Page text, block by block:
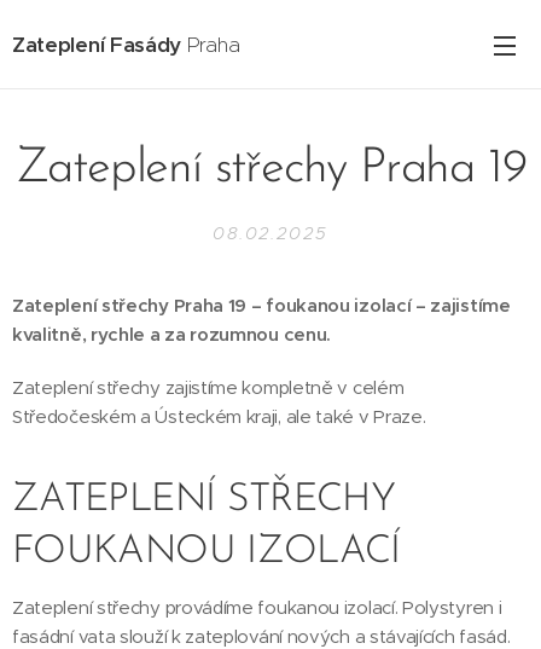
Zateplení Fasády Praha
Zateplení střechy Praha 19
08.02.2025
Zateplení střechy Praha 19 – foukanou izolací – zajistíme
kvalitně, rychle a za rozumnou cenu.
Zateplení střechy zajistíme kompletně v celém
Středočeském a Ústeckém kraji, ale také v Praze.
ZATEPLENÍ STŘECHY
FOUKANOU IZOLACÍ
Zateplení střechy provádíme foukanou izolací. Polystyren i
fasádní vata slouží k zateplování nových a stávajících fasád.